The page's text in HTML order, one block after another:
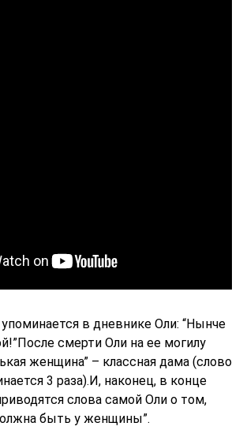
в дневнике Оли: “Нынче
смерти Оли на ее могилу
женщина” – классная дама (слово
3 раза).И, наконец, в конце
слова самой Оли о том,
быть у женщины”.